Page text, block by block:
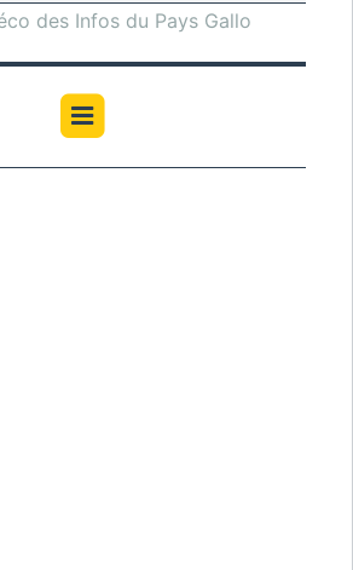
des Infos du Pays Gallo